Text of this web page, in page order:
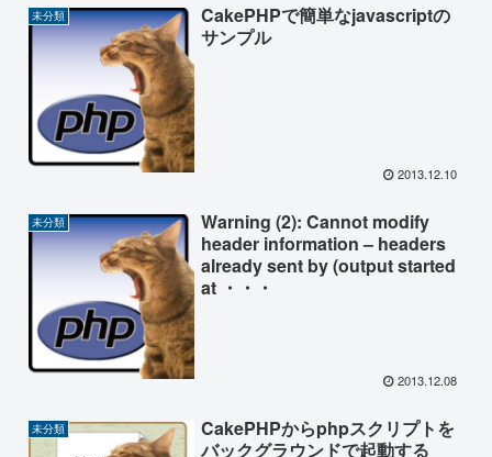
未分類
CakePHPで簡単なjavascriptの
サンプル
2013.12.10
未分類
Warning (2): Cannot modify
header information – headers
already sent by (output started
at ・・・
2013.12.08
未分類
CakePHPからphpスクリプトを
バックグラウンドで起動する